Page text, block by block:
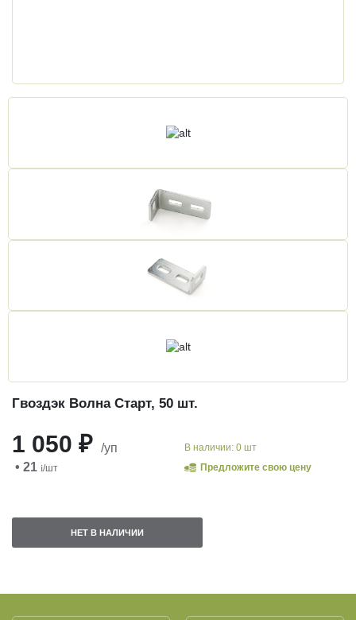
Гвоздэк Волна Старт, 50 шт.
1 050 ₽ /уп
• 21 i/шт
В наличии: 0 шт
Предложите свою цену
НЕТ В НАЛИЧИИ